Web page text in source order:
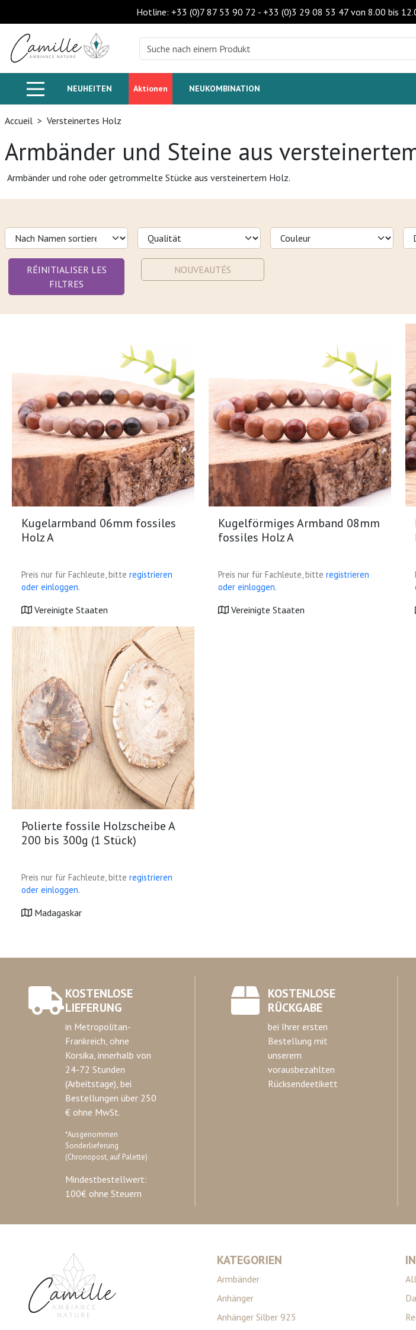
Hotline: +33 (0)7 87 53 90 72 - +33 (0)3 29 08 53 47 von 8.00 bis
NEUHEITEN Aktionen NEUKOMBINATION
Accueil > Versteinertes Holz
Armbänder und Steine aus
Armbänder und rohe oder getrommelte Stücke aus versteinertem Holz.
RÉINITIALISER LES
FILTRES
NOUVEAUTÉS
Kugelarmband 06mm fossiles
Holz A
Preis nur für Fachleute, bitte registrieren
oder einloggen.
Vereinigte Staaten
Kugelförmiges Armband 08mm
fossiles Holz A
Preis nur für Fachleute, bitte registrieren
oder einloggen.
Vereinigte Staaten
Polierte fossile Holzscheibe A
200 bis 300g (1 Stück)
Preis nur für Fachleute, bitte registrieren
oder einloggen.
Madagaskar
KOSTENLOSE
LIEFERUNG
in Metropolitan-
Frankreich, ohne
Korsika, innerhalb von
24-72 Stunden
(Arbeitstage), bei
Bestellungen über 250
€ ohne MwSt.
*Ausgenommen
Sonderlieferung
(Chronopost, auf Palette)
Mindestbestellwert:
100€ ohne Steuern
KOSTENLOSE
RÜCKGABE
bei Ihrer ersten
Bestellung mit
unserem
vorausbezahlten
Rücksendeetikett
KATEGORIEN
Armbänder
Anhänger
Anhänger Silber 925